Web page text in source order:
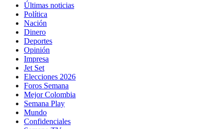
Últimas noticias
Política
Nación
Dinero
Deportes
Opinión
Impresa
Jet Set
Elecciones 2026
Foros Semana
Mejor Colombia
Semana Play
Mundo
Confidenciales